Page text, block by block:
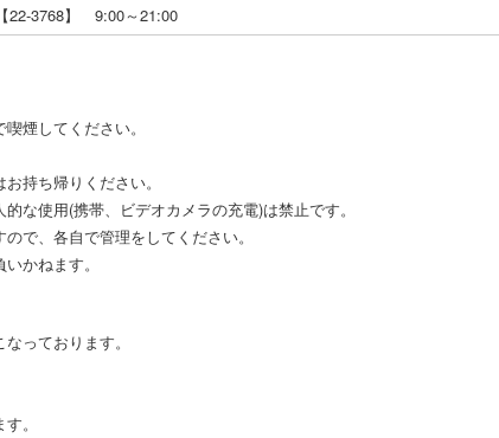
22-3768】 9:00～21:00
煙してください。
持ち帰りください。
な使用(携帯、ビデオカメラの充電)は禁止です。
で、各自で管理をしてください。
かねます。
っております。
。